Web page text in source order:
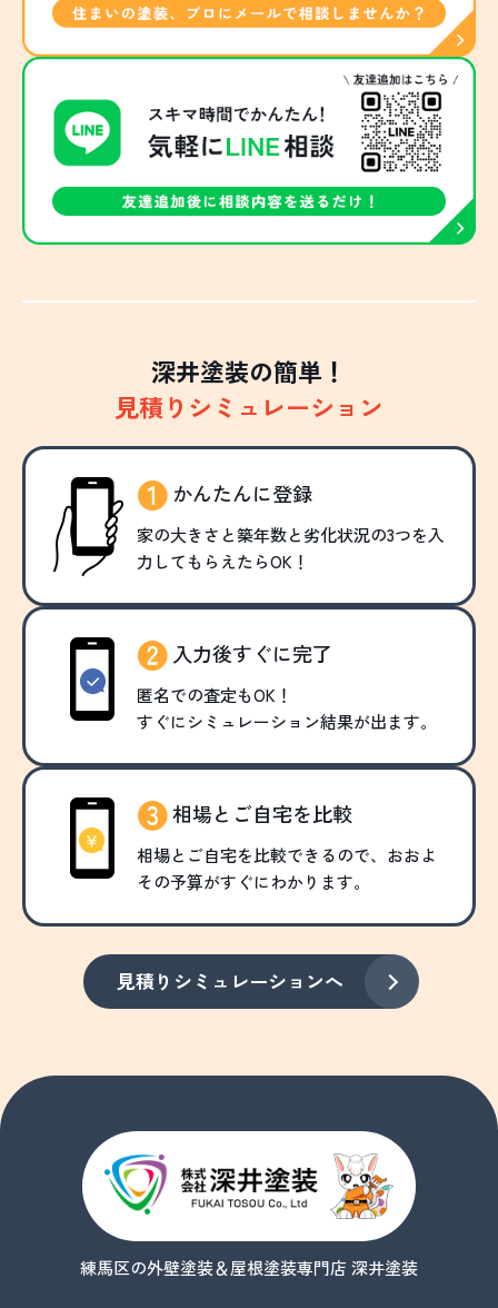
深井塗装の簡単！
見積りシミュレーション
かんたんに登録
家の大きさと築年数と劣化状況の3つを入
力してもらえたらOK！
入力後すぐに完了
匿名での査定もOK！
すぐにシミュレーション結果が出ます。
相場とご自宅を比較
相場とご自宅を比較できるので、おおよ
その予算がすぐにわかります。
見積りシミュレーションへ
練馬区の外壁塗装＆屋根塗装専門店 深井塗装